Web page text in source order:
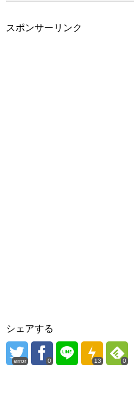
スポンサーリンク
シェアする
error 0 13 0